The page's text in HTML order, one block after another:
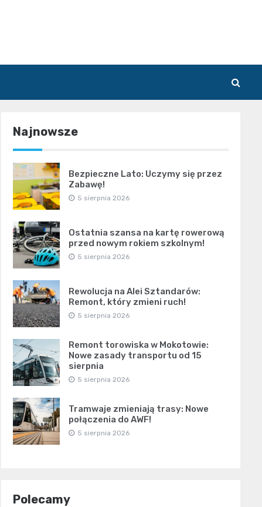
Najnowsze
Bezpieczne Lato: Uczymy się przez
Zabawę!
5 sierpnia 2026
Ostatnia szansa na kartę rowerową
przed nowym rokiem szkolnym!
5 sierpnia 2026
Rewolucja na Alei Sztandarów:
Remont, który zmieni ruch!
5 sierpnia 2026
Remont torowiska w Mokotowie:
Nowe zasady transportu od 15
sierpnia
5 sierpnia 2026
Tramwaje zmieniają trasy: Nowe
połączenia do AWF!
5 sierpnia 2026
Polecamy